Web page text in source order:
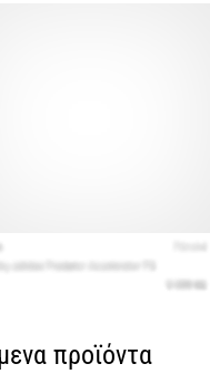
προϊόντα